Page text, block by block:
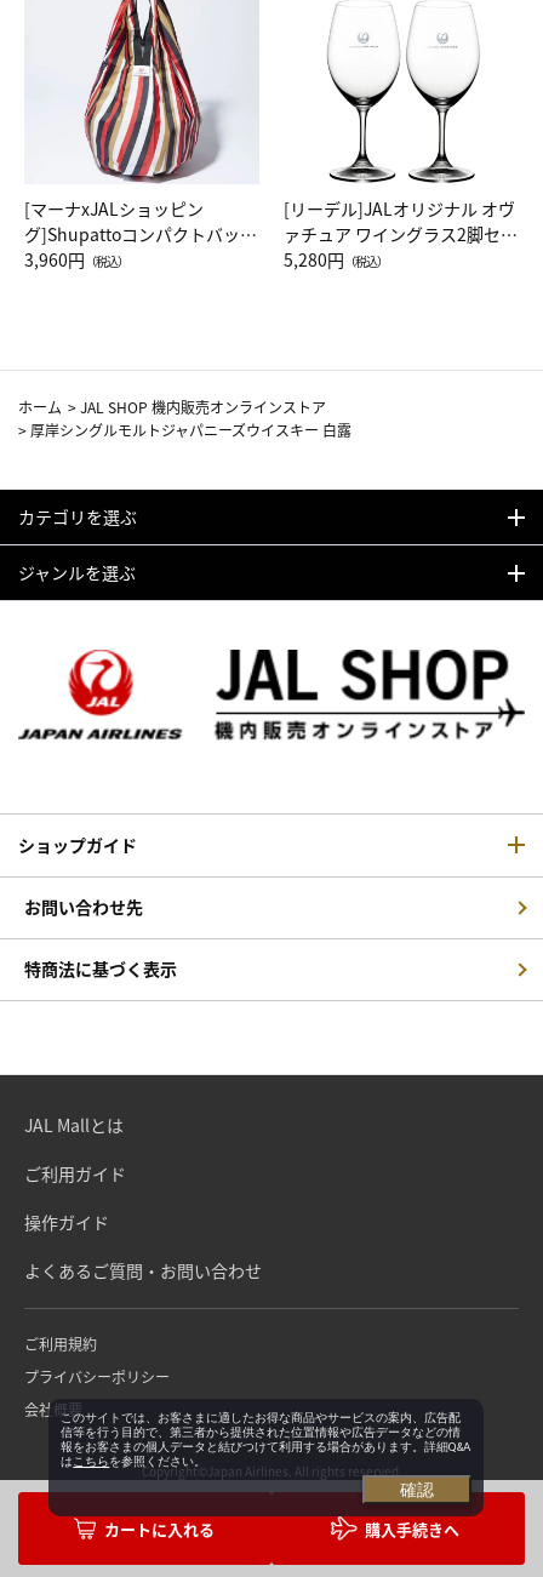
購入手続きへ
[マーナxJALショッピン
グ]Shupattoコンパクトバッグ
Drop JAL客室乗務員（LC）ス
3,960円 （税込）
[リーデル]JALオリジナル オヴ
ァチュア ワイングラス2脚セッ
ト（レッドワイン）
5,280円 （税込）
ホーム >JAL SHOP 機内販売オンラインストア
> 厚岸シングルモルトジャパニーズウイスキー 白露
カテゴリを選ぶ
ジャンルを選ぶ
ショップガイド
お問い合わせ先
特商法に基づく表示
JAL Mallとは
ご利用ガイド
操作ガイド
よくあるご質問・お問い合わせ
ご利用規約
プライバシーポリシー
会社概要
Copyright©Japan Airlines. All rights reserved.
このサイトでは、お客さまに適したお得な商品やサービスの案内、広告配
信等を行う目的で、第三者から提供された位置情報や広告データなどの情
報をお客さまの個人データと結びつけて利用する場合があります。詳細Q&A
は こちらを参照ください。
確認